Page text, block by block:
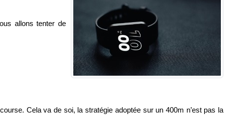
allons tenter de
Cela va de soi, la stratégie adoptée sur un 400m n’est pas la